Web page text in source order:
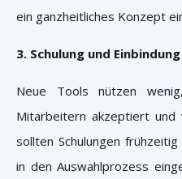
ein ganzheitliches Konzept
3. Schulung und
Neue Tools nützen
Mitarbeitern akzeptiert und
sollten Schulungen
in den Auswahlprozess